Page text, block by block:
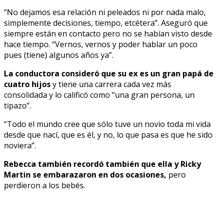
“No dejamos esa relación ni peleados ni por nada malo,
simplemente decisiones, tiempo, etcétera”. Aseguró que
siempre están en contacto pero no se habían visto desde
hace tiempo. “Vernos, vernos y poder hablar un poco
pues (tiene) algunos años ya”.
La conductora consideró que su ex es un gran papá de
cuatro hijosy tiene una carrera cada vez más
consolidada y lo calificó como “una gran persona, un
tipazo”.
“Todo el mundo cree que sólo tuve un novio toda mi vida
desde que nací, que es él, y no, lo que pasa es que he sido
noviera”.
Rebecca también recordó también que ella y Ricky
Martin se embarazaron en dos ocasiones, pero
perdieron a los bebés.